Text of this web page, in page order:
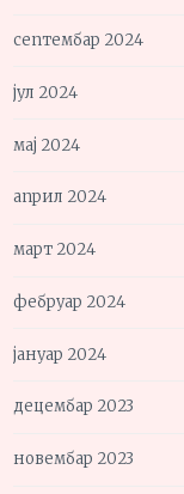
септембар 2024
јул 2024
мај 2024
април 2024
март 2024
фебруар 2024
јануар 2024
децембар 2023
новембар 2023